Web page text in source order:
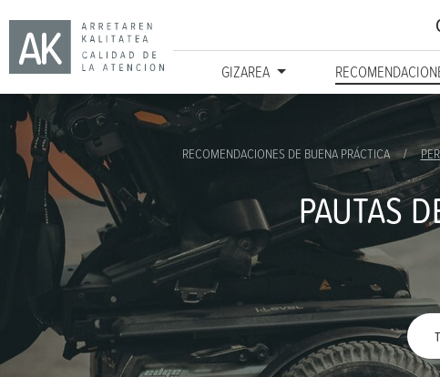
Ir directamente al contenido
GIZAREA
RECOMENDACIONES DE BUENA PRÁCTICA
PAUTAS